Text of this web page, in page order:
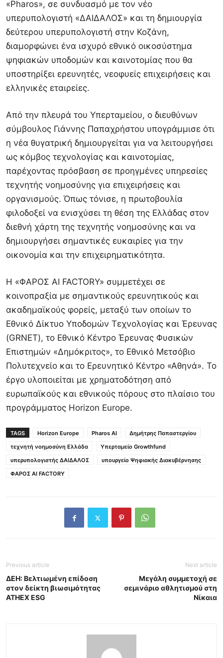
«Pharos», σε συνδυασμό με τον νέο
υπερυπολογιστή «ΔΑΙΔΑΛΟΣ» και τη δημιουργία
δεύτερου υπερυπολογιστή στην Κοζάνη,
διαμορφώνει ένα ισχυρό εθνικό οικοσύστημα
ψηφιακών υποδομών και καινοτομίας που θα
υποστηρίξει ερευνητές, νεοφυείς επιχειρήσεις και
ελληνικές εταιρείες.
Από την πλευρά του Υπερταμείου, ο διευθύνων
σύμβουλος Γιάννης Παπαχρήστου υπογράμμισε ότι
η νέα θυγατρική δημιουργείται για να λειτουργήσει
ως κόμβος τεχνολογίας και καινοτομίας,
παρέχοντας πρόσβαση σε προηγμένες υπηρεσίες
τεχνητής νοημοσύνης για επιχειρήσεις και
οργανισμούς. Όπως τόνισε, η πρωτοβουλία
φιλοδοξεί να ενισχύσει τη θέση της Ελλάδας στον
διεθνή χάρτη της τεχνητής νοημοσύνης και να
δημιουργήσει σημαντικές ευκαιρίες για την
οικονομία και την επιχειρηματικότητα.
Η «ΦΑΡΟΣ AI FACTORY» συμμετέχει σε
κοινοπραξία με σημαντικούς ερευνητικούς και
ακαδημαϊκούς φορείς, μεταξύ των οποίων το
Εθνικό Δίκτυο Υποδομών Τεχνολογίας και Έρευνας
(GRNET), το Εθνικό Κέντρο Έρευνας Φυσικών
Επιστημών «Δημόκριτος», το Εθνικό Μετσόβιο
Πολυτεχνείο και το Ερευνητικό Κέντρο «Αθηνά». Το
έργο υλοποιείται με χρηματοδότηση από
ευρωπαϊκούς και εθνικούς πόρους στο πλαίσιο του
προγράμματος Horizon Europe.
TAGS Horizon Europe Pharos AI
Δημήτρης Παπαστεργίου
τεχνητή νοημοσύνη Ελλάδα
Υπερταμείο Growthfund
υπερυπολογιστής ΔΑΙΔΑΛΟΣ
υπουργείο Ψηφιακής Διακυβέρνησης
ΦΑΡΟΣ AI FACTORY
Previous article
ΔΕΗ: Βελτιωμένη επίδοση
στον δείκτη βιωσιμότητας
ATHEX ESG
Next article
Μεγάλη συμμετοχή σε
σεμινάριο αθλητισμού στη
Νίκαια